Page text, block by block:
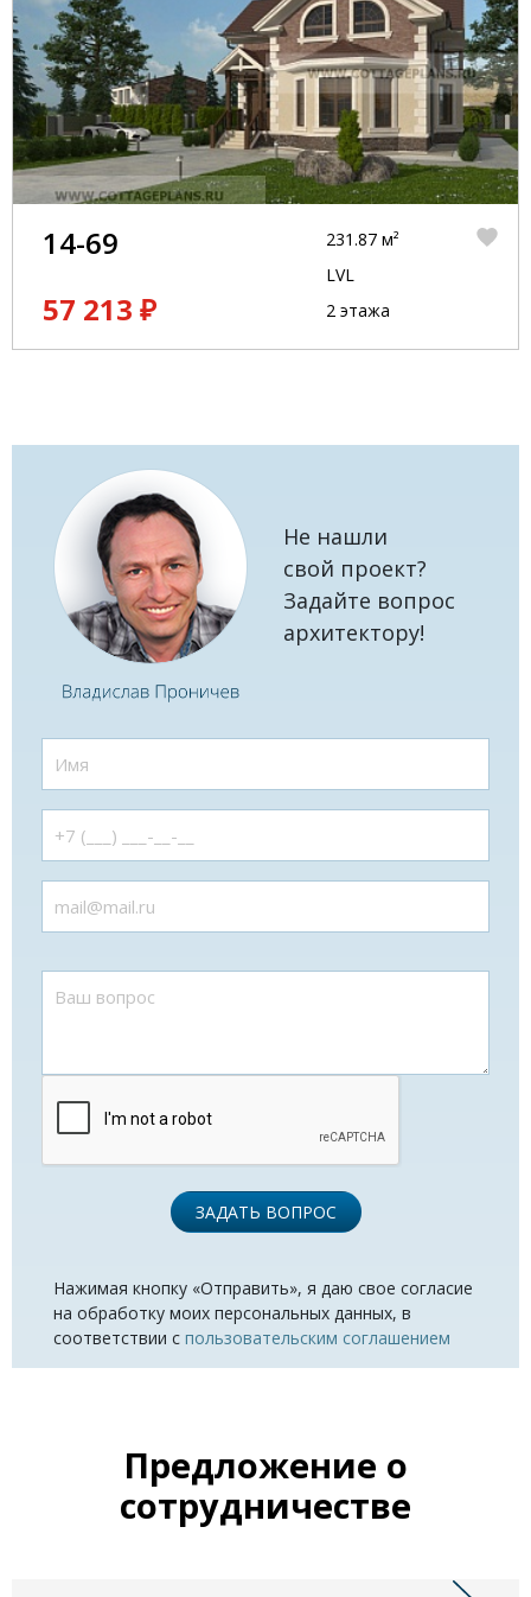
14-69
57 213 ₽
231.87 м²
LVL
2 этажа
Не нашли
свой проект?
Задайте вопрос
архитектору!
ЗАДАТЬ ВОПРОС
Нажимая кнопку «Отправить», я даю свое согласие
на обработку моих персональных данных, в
соответствии с пользовательским соглашением
Предложение о
сотрудничестве